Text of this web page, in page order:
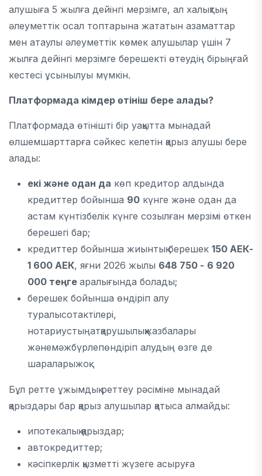
алушыға 5 жылға дейінгі мерзімге, ал халықтың
әлеуметтік осал топтарына жататын азаматтар
мен атаулы әлеуметтік көмек алушылар үшін 7
жылға дейінгі мерзімге берешекті өтеудің бірыңғай
кестесі ұсынылуы мүмкін.
Платформада кімдер өтініш бере алады?
Платформада өтінішті бір уақытта мынадай
өлшемшарттарға сәйкес келетін қарыз алушы бере
алады:
екі және одан да көп кредитор алдында
кредиттер бойынша 90 күнге және одан да
астам күнтізбелік күнге созылған мерзімі өткен
берешегі бар;
кредиттер бойынша жиынтық берешек 150 АЕК-
1 600 АЕК, яғни 2026 жылы 648 750 - 6 920
000 теңге аралығында болады;
берешек бойынша өндіріп алу
туралысотактілері,
нотариустыңатқарушылықжазбалары
жәнемәжбүрлепөндіріп алудың өзге де
шараларыжоқ.
Бұл ретте ұжымдық реттеу рәсіміне мынадай
қарыздары бар қарыз алушылар қатыса алмайды:
ипотекалық қарыздар;
автокредиттер;
кәсіпкерлік қызметті жүзеге асыруға